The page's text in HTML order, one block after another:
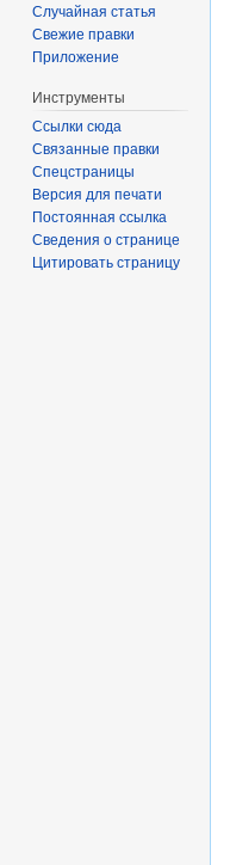
Случайная статья
Свежие правки
Приложение
Инструменты
Ссылки сюда
Связанные правки
Спецстраницы
Версия для печати
Постоянная ссылка
Сведения о странице
Цитировать страницу